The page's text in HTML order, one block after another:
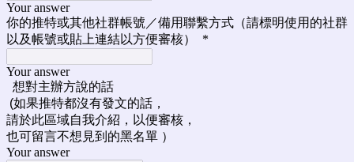
Your answer
你的推特或其他社群帳號／備用聯繫方式（請標明使用的社群
以及帳號或貼上連結以方便審核）
*
Your answer
想對主辦方說的話
(如果推特都沒有發文的話，
請於此區域自我介紹，以便審核，
也可留言不想見到的黑名單 ）
Your answer